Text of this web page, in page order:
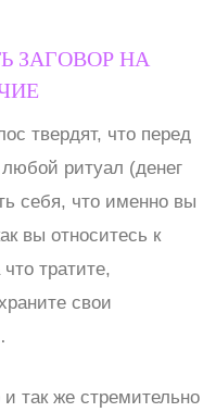
ЗАГОВОР НА
твердят, что перед
ритуал (денег
себя, что именно вы
вы относитесь к
тратите,
свои
так же стремительно